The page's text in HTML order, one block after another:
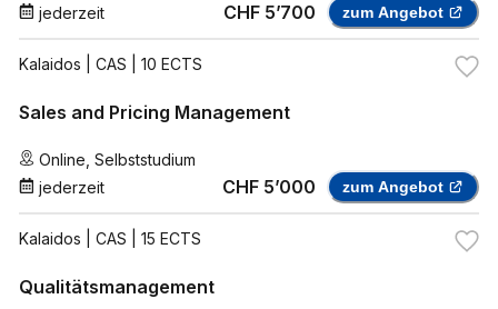
jederzeit
CHF 5’700 zum Angebot
Kalaidos | CAS | 10 ECTS
Sales and Pricing Management
Online Selbststudium
jederzeit
CHF 5’000 zum Angebot
Kalaidos | CAS | 15 ECTS
Qualitätsmanagement